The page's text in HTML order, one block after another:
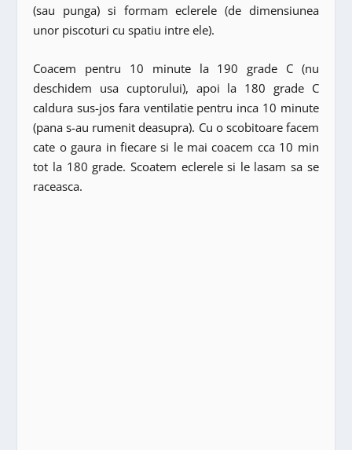
(sau punga) si formam eclerele (de dimensiunea
unor piscoturi cu spatiu intre ele).
Coacem pentru 10 minute la 190 grade C (nu
deschidem usa cuptorului), apoi la 180 grade C
caldura sus-jos fara ventilatie pentru inca 10 minute
(pana s-au rumenit deasupra). Cu o scobitoare facem
cate o gaura in fiecare si le mai coacem cca 10 min
tot la 180 grade. Scoatem eclerele si le lasam sa se
raceasca.